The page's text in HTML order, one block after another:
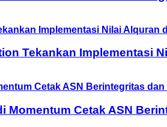
Tekankan Implementasi
Momentum Cetak ASN